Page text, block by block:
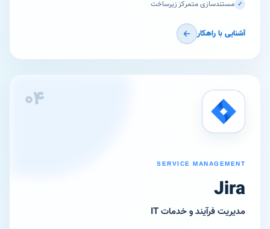
✓ مستندسازی متمرکز زیرساخت
آشنایی با راهکار
۰۴
SERVICE MANAGEMENT
Jira
مدیریت فرآیند و خدمات IT